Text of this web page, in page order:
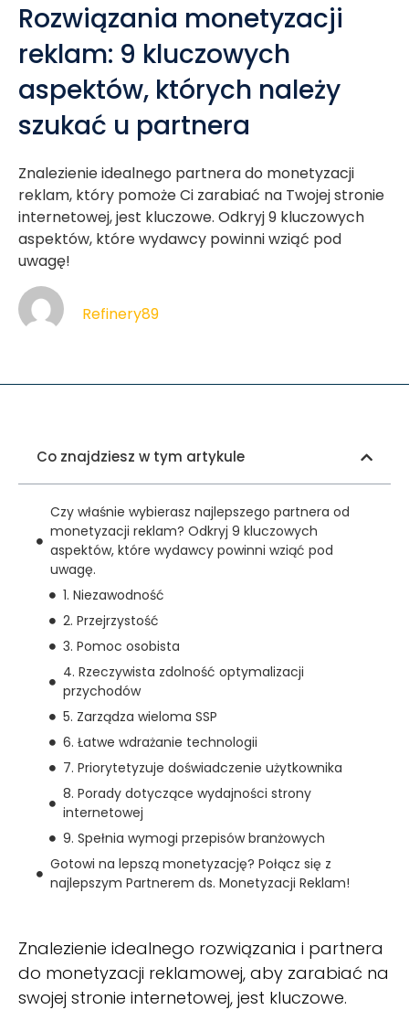
Rozwiązania monetyzacji
reklam: 9 kluczowych
aspektów, których należy
szukać u partnera
Znalezienie idealnego partnera do monetyzacji
reklam, który pomoże Ci zarabiać na Twojej stronie
internetowej, jest kluczowe. Odkryj 9 kluczowych
aspektów, które wydawcy powinni wziąć pod
uwagę!
Refinery89
Co znajdziesz w tym artykule
Czy właśnie wybierasz najlepszego partnera od
monetyzacji reklam? Odkryj 9 kluczowych
aspektów, które wydawcy powinni wziąć pod
uwagę.
1. Niezawodność
2. Przejrzystość
3. Pomoc osobista
4. Rzeczywista zdolność optymalizacji
przychodów
5. Zarządza wieloma SSP
6. Łatwe wdrażanie technologii
7. Priorytetyzuje doświadczenie użytkownika
8. Porady dotyczące wydajności strony
internetowej
9. Spełnia wymogi przepisów branżowych
Gotowi na lepszą monetyzację? Połącz się z
najlepszym Partnerem ds. Monetyzacji Reklam!
Znalezienie idealnego rozwiązania i partnera
do monetyzacji reklamowej, aby zarabiać na
swojej stronie internetowej, jest kluczowe.